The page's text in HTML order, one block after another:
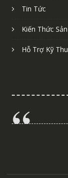
Tin Tức
Kiến Thức
Hỗ Trợ Kỹ